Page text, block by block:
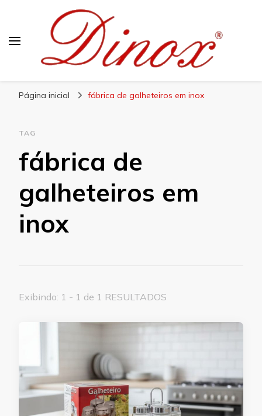
Página inicial fábrica de galheteiros em inox
TAG
fábrica de
galheteiros em
inox
Exibindo: 1 - 1 de 1 RESULTADOS